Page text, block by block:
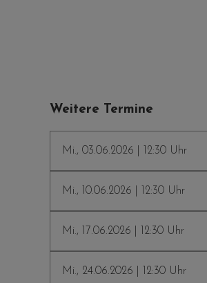
Weitere Termine
Mi., 03.06.2026 | 12:30 Uhr
Mi., 10.06.2026 | 12:30 Uhr
Mi., 17.06.2026 | 12:30 Uhr
Mi., 24.06.2026 | 12:30 Uhr